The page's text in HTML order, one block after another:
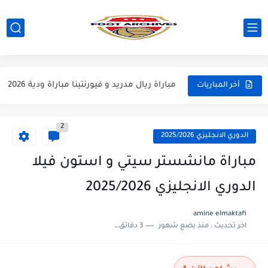
أخر المباريات
مباراة مانشستر يونايتد و اتلتيكو مدريد مباراة ودية 2026
مباراة ريال مدريد و فيورنتينا مباراة ودية 2026
مباراة برشلونة و بيرمنغهام مباراة ودية 2026
مباراة سيلتيك و ميلان مباراة ودية 2026
الدوري الانجليزي 2025/2026
2
مباراة مانشستر سيتي و استون فيلا
الدوري الانجليزي 2025/2026
amine elmaktafi
اخر تحديث :منذ بضع شهور 3 دقائق للقراءة